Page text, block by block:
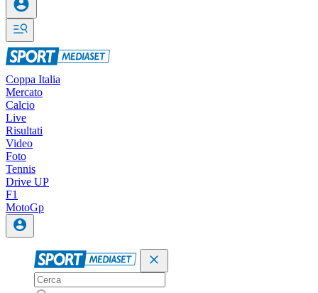
Coppa Italia
Mercato
Calcio
Live
Risultati
Video
Foto
Tennis
Drive UP
F1
MotoGp